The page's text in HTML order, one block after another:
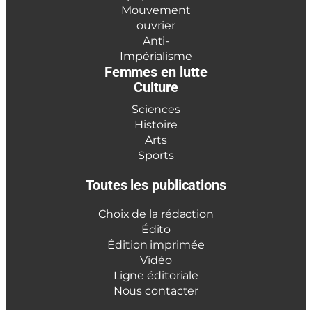
Mouvement
ouvrier
Anti-
Impérialisme
Femmes en lutte
Culture
Sciences
Histoire
Arts
Sports
Toutes les publications
Choix de la rédaction
Édito
Édition imprimée
Vidéo
Ligne éditoriale
Nous contacter